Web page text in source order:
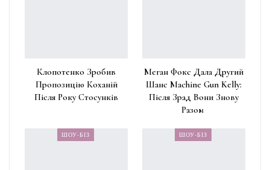
Клопотенко Зробив
Пропозицію Коханій
Після Року Стосунків
Меган Фокс Дала Другий
Шанс Machine Gun Kelly:
Після Зрад Вони Знову
Разом
ШОУ-БІЗ ШОУ-БІЗ